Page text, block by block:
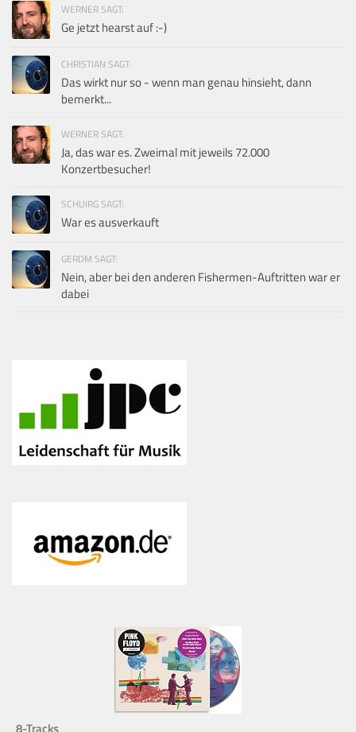
WERNER SAGT:
Ge jetzt hearst auf :-)
CHRISTIAN SAGT:
Das wirkt nur so - wenn man genau hinsieht, dann
bemerkt...
WERNER SAGT:
Ja, das war es. Zweimal mit jeweils 72.000
Konzertbesucher!
SCHUIRG SAGT:
War es ausverkauft
GERDM SAGT:
Nein, aber bei den anderen Fishermen-Auftritten war er
dabei
8-Tracks